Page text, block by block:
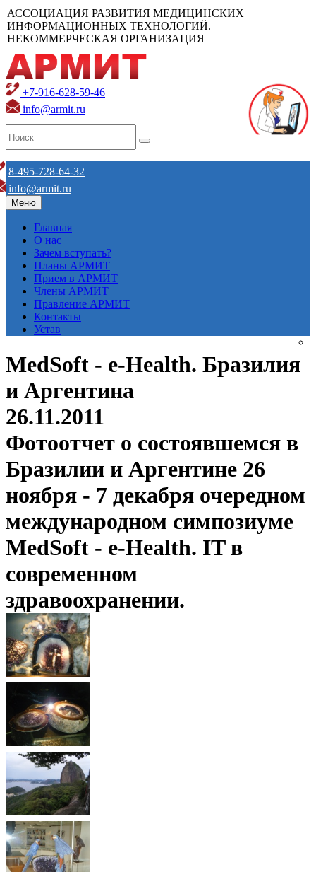
АССОЦИАЦИЯ РАЗВИТИЯ МЕДИЦИНСКИХ
ИНФОРМАЦИОННЫХ ТЕХНОЛОГИЙ.
НЕКОММЕРЧЕСКАЯ ОРГАНИЗАЦИЯ
+7-916-628-59-46
info@armit.ru
8-495-728-64-32
info@armit.ru
Меню
Главная
О нас
Зачем вступать?
Планы АРМИТ
Прием в АРМИТ
Члены АРМИТ
Правление АРМИТ
Контакты
Устав
MedSoft - e-Health. Бразилия
и Аргентина
26.11.2011
Фотоотчет о состоявшемся в
Бразилии и Аргентине 26
ноября - 7 декабря очередном
международном симпозиуме
MedSoft - e-Health. IT в
современном
здравоохранении.